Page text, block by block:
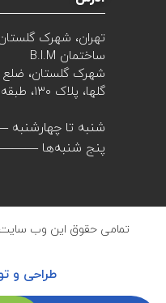
ساختمان B.I.M
شهرک گلستان، ضلع
گلها، پلاک ۱۳۰، طبقه 2، واحد۳
شنبه تا چهارشنبه — 9 صبح الی
پنج شنبه‌ها ———– 9 صبح الی
تمامی حقوق این وب
طراحی و